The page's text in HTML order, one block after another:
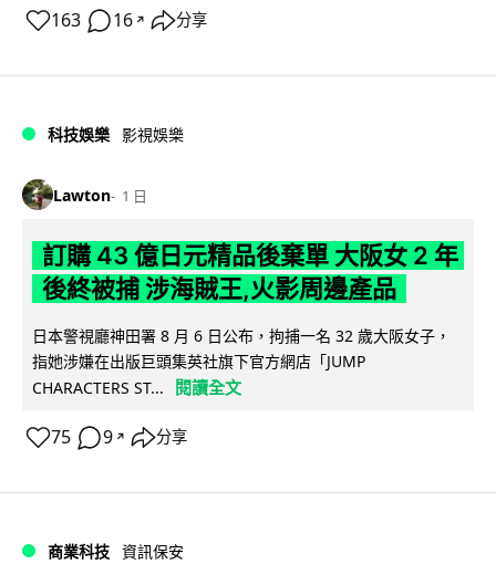
163 16 ↗ 分享
科技娛樂 影視娛樂
Lawton 1 日
訂購 43 億日元精品後棄單 大阪女 2 年
後終被捕 涉海賊王,火影周邊產品
日本警視廳神田署 8 月 6 日公布，拘捕一名 32 歲大阪女子，
指她涉嫌在出版巨頭集英社旗下官方網店「JUMP
CHARACTERS ST...
閱讀全文
75 9 ↗ 分享
商業科技 資訊保安